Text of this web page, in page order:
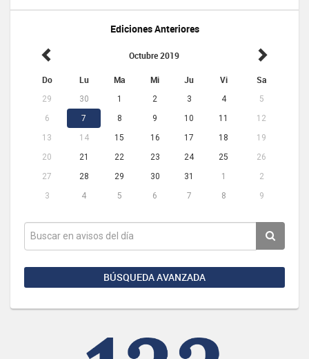
Ediciones Anteriores
Octubre 2019
Do Lu Ma Mi Ju Vi Sa
29 30 1 2 3 4
5
6
7 8 9 10 11
12
13
14 15 16 17 18
19
20
21 22 23 24 25
26
27
28 29 30 31 1
2
3
4 5 6 7 8 9
BÚSQUEDA AVANZADA